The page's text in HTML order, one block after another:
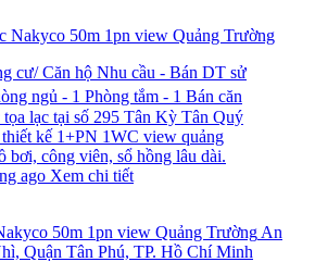
cư/ Căn hộ Nhu cầu - Bán DT sử
ngủ - 1 Phòng tắm - 1 Bán căn
lạc tại số 295 Tân Kỳ Tân Quý
kế 1+PN 1WC view quảng
bơi, công viên, sổ hồng lâu dài.
ago Xem chi tiết
50m 1pn view Quảng Trường An
Quận Tân Phú, TP. Hồ Chí Minh